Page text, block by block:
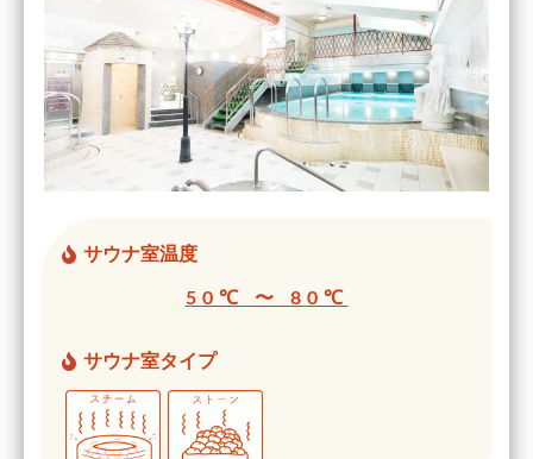
サウナ室温度
50℃ 〜 80℃
サウナ室タイプ